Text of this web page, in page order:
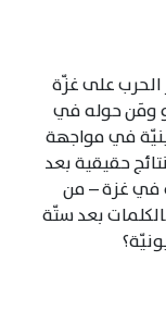
الحرب على غزّة
ومَن حوله في
في مواجهة
حقيقية بعد
في غزة – من
بعد ستّة